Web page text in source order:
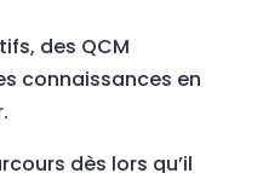
des QCM
connaissances en
dès lors qu’il